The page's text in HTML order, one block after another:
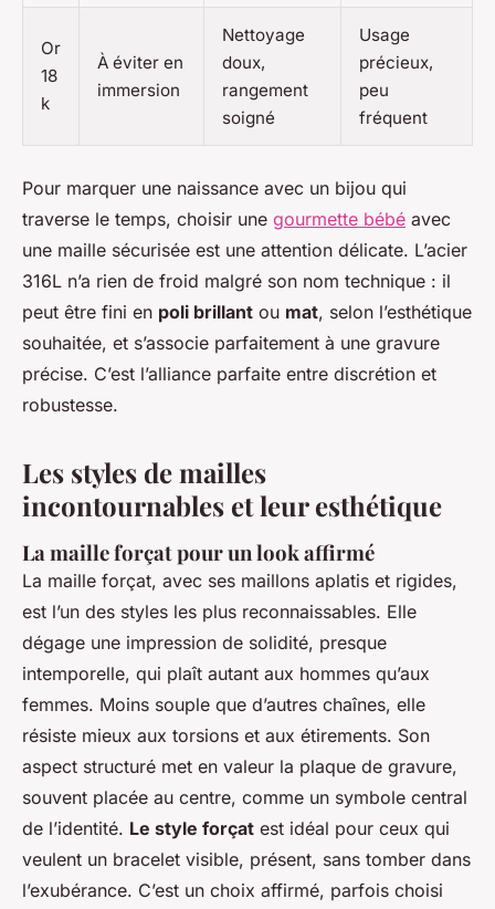
Or
18
k
À éviter en
immersion
Nettoyage
doux,
rangement
soigné
Usage
précieux,
peu
fréquent
Pour marquer une naissance avec un bijou qui
traverse le temps, choisir une gourmette bébé avec
une maille sécurisée est une attention délicate. L’acier
316L n’a rien de froid malgré son nom technique : il
peut être fini en poli brillant ou mat, selon l’esthétique
souhaitée, et s’associe parfaitement à une gravure
précise. C’est l’alliance parfaite entre discrétion et
robustesse.
Les styles de mailles
incontournables et leur esthétique
La maille forçat pour un look affirmé
La maille forçat, avec ses maillons aplatis et rigides,
est l’un des styles les plus reconnaissables. Elle
dégage une impression de solidité, presque
intemporelle, qui plaît autant aux hommes qu’aux
femmes. Moins souple que d’autres chaînes, elle
résiste mieux aux torsions et aux étirements. Son
aspect structuré met en valeur la plaque de gravure,
souvent placée au centre, comme un symbole central
de l’identité. Le style forçat est idéal pour ceux qui
veulent un bracelet visible, présent, sans tomber dans
l’exubérance. C’est un choix affirmé, parfois choisi